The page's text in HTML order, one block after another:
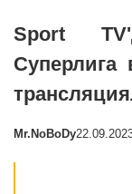
Sport
Mr.NoBoDy